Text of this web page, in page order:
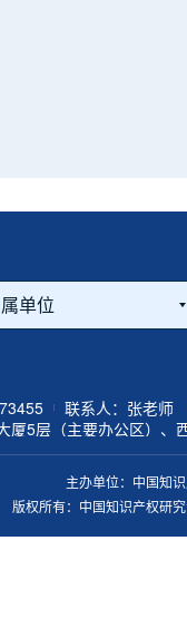
联系人：张老师
厦5层（主要办公区）、
主办单位：中国知
版权所有：中国知识产权研